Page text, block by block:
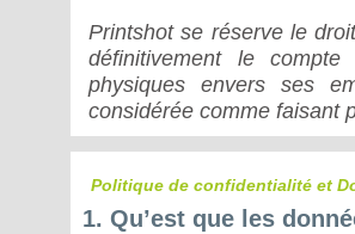
Printshot se réserve le
définitivement le
physiques envers ses
considérée comme faisant
Politique de confidentialité et
1. Qu’est que les